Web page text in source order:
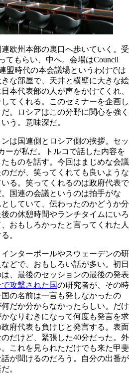
欧州本部の裏口へ歩いていく。受
てもらい、中へ。会場はCouncil
盟時代の本会議場というわけでは
な部屋で、天井と横壁に大きな絵
本代表部の人が声をかけてくれ、
てくれる。このセミナーを企画し
。ロシアはこの分野に関心を強く
う。意味深だ。
は国連側とロシア側の挨拶。セッ
ーが私だ。トルコで話した内容を
ものを話す。今回はまじめな会議
だが、笑ってくれても良いような
る。笑ってくれるのは政府代表で
国連の会議というのは拍手がな
していて、伝わったのかどうか分
の休憩時間やランチタイムにいろ
おもしろかったと言ってくれた人
。
ンターポールやスウェーデンの研
どで、おもしろい話が多い。初日
、最後のセッションの最後の発表
攻撃された国の研究者が、その時
の名前は一言も発しなかったの
だか分からなかったらしい。だけ
なりむきになって何度も発言を求
府代表も負けじと発言する。表面
だけど、緊張した40分だった。外
これを見られただけでも来た甲斐
が聞けるのだろう。自分の出番が
。